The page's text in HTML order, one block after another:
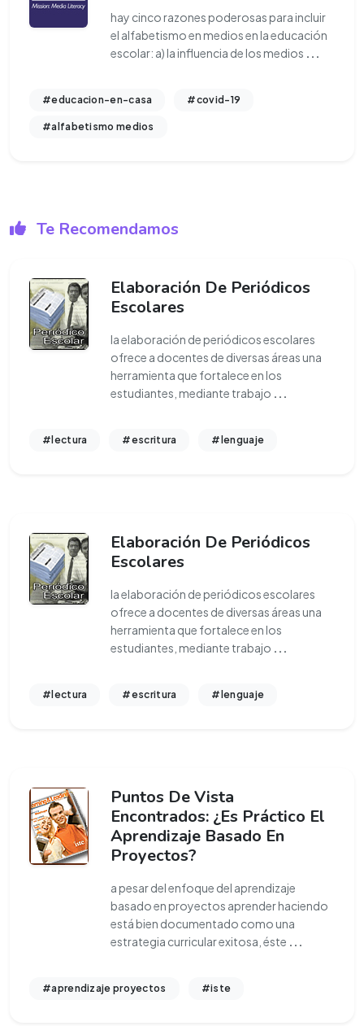
hay cinco razones poderosas para incluir
el alfabetismo en medios en la educación
escolar: a) la influencia de los medios ...
#educacion-en-casa #covid-19
#alfabetismo medios
Te Recomendamos
Elaboración De Periódicos
Escolares
la elaboración de periódicos escolares
ofrece a docentes de diversas áreas una
herramienta que fortalece en los
estudiantes, mediante trabajo ...
#lectura #escritura #lenguaje
Elaboración De Periódicos
Escolares
la elaboración de periódicos escolares
ofrece a docentes de diversas áreas una
herramienta que fortalece en los
estudiantes, mediante trabajo ...
#lectura #escritura #lenguaje
Puntos De Vista
Encontrados: ¿Es Práctico El
Aprendizaje Basado En
Proyectos?
a pesar del enfoque del aprendizaje
basado en proyectos aprender haciendo
está bien documentado como una
estrategia curricular exitosa, éste ...
#aprendizaje proyectos #iste